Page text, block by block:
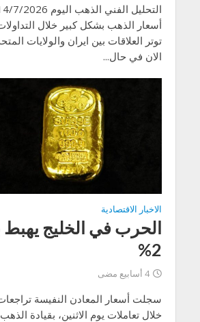
أسعار الذهب بشكل كبير خلال
توتر العلاقات بين ايران والولايات
الان في حال...
الاخبار الاقتصادية
الحرب في الخليج يهبط
2%
4 أسابيع مضى
سجلت أسعار المعادن النفيسة
خلال تعاملات يوم الاثنين، بقيادة